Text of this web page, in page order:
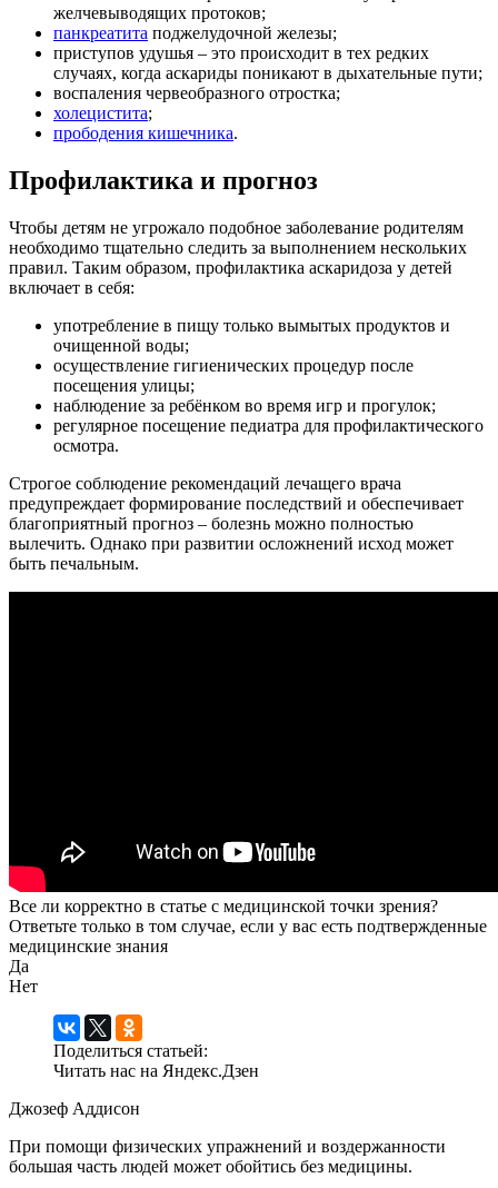
желчевыводящих протоков;
панкреатита поджелудочной железы;
приступов удушья – это происходит в тех редких
случаях, когда аскариды поникают в дыхательные пути;
воспаления червеобразного отростка;
холецистита;
прободения кишечника.
Профилактика и прогноз
Чтобы детям не угрожало подобное заболевание родителям
необходимо тщательно следить за выполнением нескольких
правил. Таким образом, профилактика аскаридоза у детей
включает в себя:
употребление в пищу только вымытых продуктов и
очищенной воды;
осуществление гигиенических процедур после
посещения улицы;
наблюдение за ребёнком во время игр и прогулок;
регулярное посещение педиатра для профилактического
осмотра.
Строгое соблюдение рекомендаций лечащего врача
предупреждает формирование последствий и обеспечивает
благоприятный прогноз – болезнь можно полностью
вылечить. Однако при развитии осложнений исход может
быть печальным.
Все ли корректно в статье с медицинской точки зрения?
Ответьте только в том случае, если у вас есть подтвержденные
медицинские знания
Да
Нет
Поделиться статьей:
Читать нас на Яндекс.Дзен
Джозеф Аддисон
При помощи физических упражнений и воздержанности
большая часть людей может обойтись без медицины.